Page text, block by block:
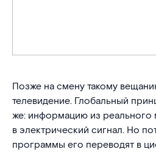
Позже на смену такому
телевидение. Глобальный
же: информацию из
в электрический сигнал. Но
программы его переводят в